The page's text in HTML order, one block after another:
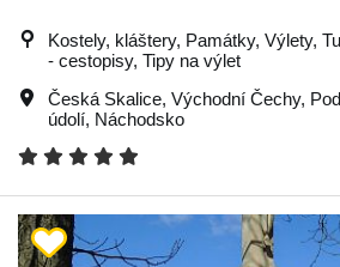
Kostely, kláštery, Památky, Výlety,
- cestopisy, Tipy na výlet
Česká Skalice, Východní Čechy,
údolí, Náchodsko